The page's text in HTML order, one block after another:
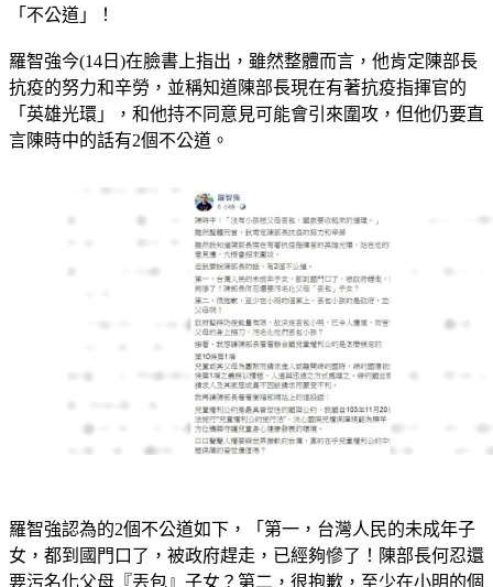
的道理。」對此，台北市議員羅智強怒批陳時中此話有2個
羅智強今(14日)在臉書上指出，雖然整體而言，他肯定陳部長
抗疫的努力和辛勞，並稱知道陳部長現在有著抗疫指揮官的
「英雄光環」，和他持不同意見可能會引來圍攻，但他仍要直
羅智強認為的2個不公道如下，「第一，台灣人民的未成年子
女，都到國門口了，被政府趕走，已經夠慘了！陳部長何忍還